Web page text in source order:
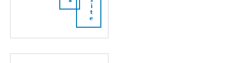
i
t
e